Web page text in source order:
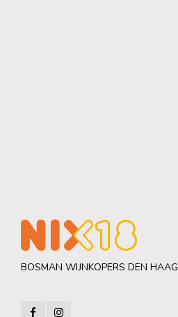
BOSMAN WIJNKOPERS DEN HAAG